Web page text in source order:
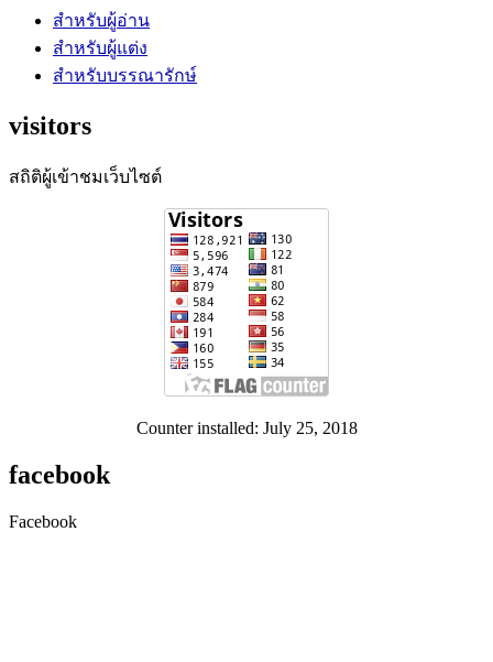
สำหรับผู้อ่าน
สำหรับผู้แต่ง
สำหรับบรรณารักษ์
visitors
สถิติผู้เข้าชมเว็บไซต์
Counter installed: July 25, 2018
facebook
Facebook